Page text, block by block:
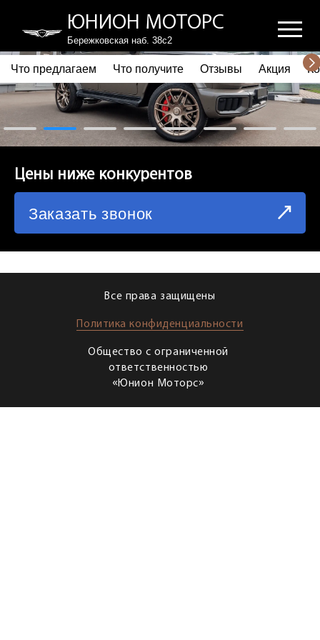
ЮНИОН МОТОРС
Бережковская наб. 38с2
ПОЧЕМУ ВЫБИРАЮТ НАС
ЧТО ПРЕДЛАГАЕМ
ЧТО ПОЛУЧИТЕ
СХЕМА ПРОЕЗДА
Что предлагаем Что получите Отзывы Акция
Цены ниже конкурентов
Заказать звонок
Все права защищены
Политика конфиденциальности
Общество с ограниченной
ответственностью
«Юнион Моторс»